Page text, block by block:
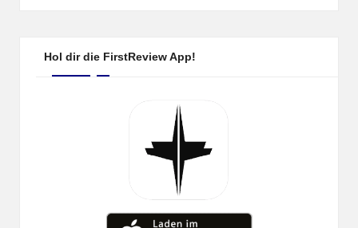
Hol dir die FirstReview App!